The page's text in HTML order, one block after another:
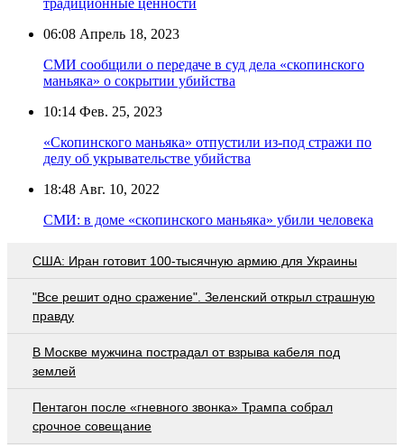
06:08 Апрель 18, 2023
СМИ сообщили о передаче в суд дела «скопинского
маньяка» о сокрытии убийства
10:14 Фев. 25, 2023
«Скопинского маньяка» отпустили из-под стражи по
делу об укрывательстве убийства
18:48 Авг. 10, 2022
СМИ: в доме «скопинского маньяка» убили человека
США: Иран готовит 100-тысячную армию для Украины
"Все решит одно сражение". Зеленский открыл страшную
правду
В Москве мужчина пострадал от взрыва кабеля под
землей
Пентагон после «гневного звонка» Трампа собрал
срочное совещание